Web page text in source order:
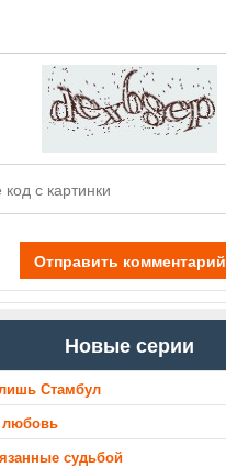
Отправить комментарий
Новые серии
Стамбул
судьбой